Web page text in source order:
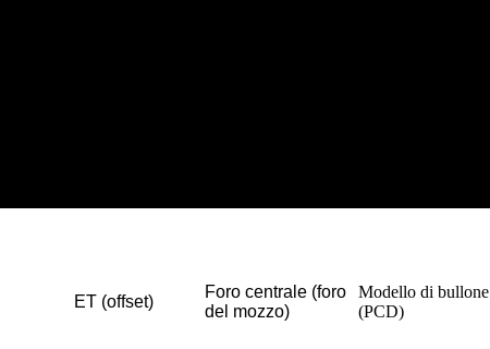
ET (offset)
Foro centrale (foro
del mozzo)
Modello di bullone
(PCD)